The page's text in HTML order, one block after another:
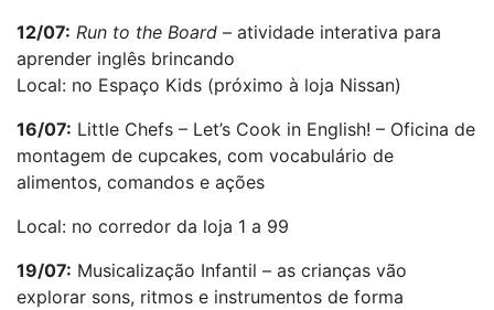
12/07: Run to the Board – atividade interativa para
aprender inglês brincando
Local: no Espaço Kids (próximo à loja Nissan)
16/07: Little Chefs – Let’s Cook in English! – Oficina de
montagem de cupcakes, com vocabulário de
alimentos, comandos e ações
Local: no corredor da loja 1 a 99
19/07: Musicalização Infantil – as crianças vão
explorar sons, ritmos e instrumentos de forma